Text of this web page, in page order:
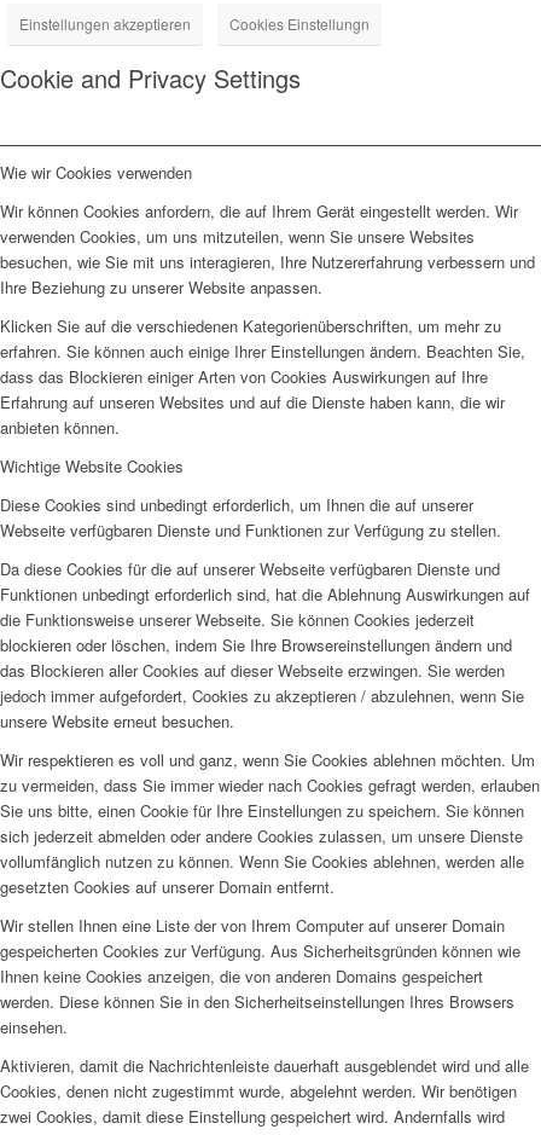
Einstellungen akzeptieren Cookies Einstellungn
Cookie and Privacy Settings
Wie wir Cookies verwenden
Wir können Cookies anfordern, die auf Ihrem Gerät eingestellt werden. Wir
verwenden Cookies, um uns mitzuteilen, wenn Sie unsere Websites
besuchen, wie Sie mit uns interagieren, Ihre Nutzererfahrung verbessern und
Ihre Beziehung zu unserer Website anpassen.
Klicken Sie auf die verschiedenen Kategorienüberschriften, um mehr zu
erfahren. Sie können auch einige Ihrer Einstellungen ändern. Beachten Sie,
dass das Blockieren einiger Arten von Cookies Auswirkungen auf Ihre
Erfahrung auf unseren Websites und auf die Dienste haben kann, die wir
anbieten können.
Wichtige Website Cookies
Diese Cookies sind unbedingt erforderlich, um Ihnen die auf unserer
Webseite verfügbaren Dienste und Funktionen zur Verfügung zu stellen.
Da diese Cookies für die auf unserer Webseite verfügbaren Dienste und
Funktionen unbedingt erforderlich sind, hat die Ablehnung Auswirkungen auf
die Funktionsweise unserer Webseite. Sie können Cookies jederzeit
blockieren oder löschen, indem Sie Ihre Browsereinstellungen ändern und
das Blockieren aller Cookies auf dieser Webseite erzwingen. Sie werden
jedoch immer aufgefordert, Cookies zu akzeptieren / abzulehnen, wenn Sie
unsere Website erneut besuchen.
Wir respektieren es voll und ganz, wenn Sie Cookies ablehnen möchten. Um
zu vermeiden, dass Sie immer wieder nach Cookies gefragt werden, erlauben
Sie uns bitte, einen Cookie für Ihre Einstellungen zu speichern. Sie können
sich jederzeit abmelden oder andere Cookies zulassen, um unsere Dienste
vollumfänglich nutzen zu können. Wenn Sie Cookies ablehnen, werden alle
gesetzten Cookies auf unserer Domain entfernt.
Wir stellen Ihnen eine Liste der von Ihrem Computer auf unserer Domain
gespeicherten Cookies zur Verfügung. Aus Sicherheitsgründen können wie
Ihnen keine Cookies anzeigen, die von anderen Domains gespeichert
werden. Diese können Sie in den Sicherheitseinstellungen Ihres Browsers
einsehen.
Aktivieren, damit die Nachrichtenleiste dauerhaft ausgeblendet wird und alle
Cookies, denen nicht zugestimmt wurde, abgelehnt werden. Wir benötigen
zwei Cookies, damit diese Einstellung gespeichert wird. Andernfalls wird